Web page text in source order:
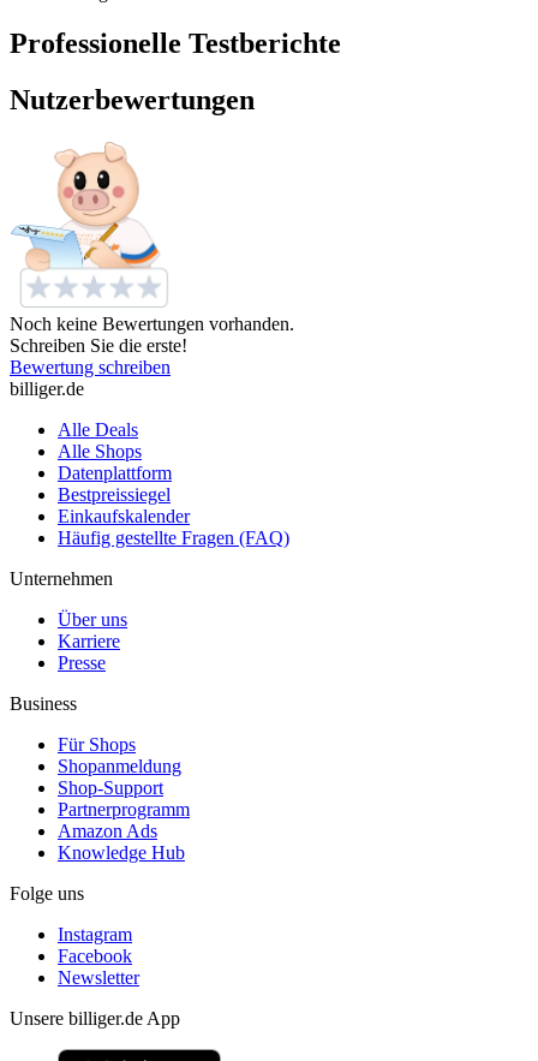
Professionelle Testberichte
Nutzerbewertungen
Noch keine Bewertungen vorhanden.
Schreiben Sie die erste!
Bewertung schreiben
billiger.de
Alle Deals
Alle Shops
Datenplattform
Bestpreissiegel
Einkaufskalender
Häufig gestellte Fragen (FAQ)
Unternehmen
Über uns
Karriere
Presse
Business
Für Shops
Shopanmeldung
Shop-Support
Partnerprogramm
Amazon Ads
Knowledge Hub
Folge uns
Instagram
Facebook
Newsletter
Unsere billiger.de App